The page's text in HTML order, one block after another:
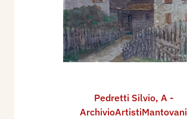
Pedretti Silvio, A -
ArchivioArtistiMantovani